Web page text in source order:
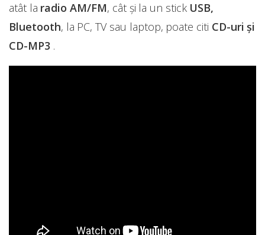
atât la radio AM/FM, cât și la un stick USB,
Bluetooth, la PC, TV sau laptop, poate citi CD-uri și
CD-MP3 .